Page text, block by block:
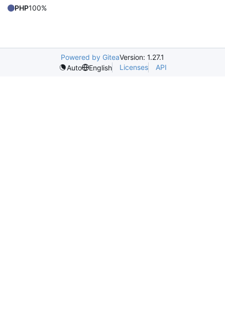
PHP100%
Powered by GiteaVersion: 1.27.1
Auto
English Licenses API